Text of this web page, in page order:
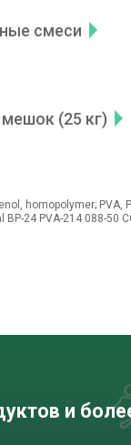
смеси
(25 кг)
homopolymer; PVA,
24 PVA-214 088-50
и